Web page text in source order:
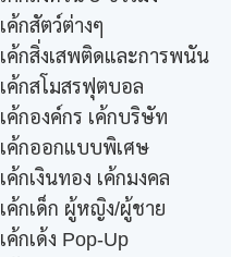
เค้กสัตว์ต่างๆ
เค้กสิ่งเสพติดและการพนัน
เค้กสโมสรฟุตบอล
เค้กองค์กร เค้กบริษัท
เค้กออกแบบพิเศษ
เค้กเงินทอง เค้กมงคล
เค้กเด็ก ผู้หญิง/ผู้ชาย
เค้กเด้ง Pop-Up